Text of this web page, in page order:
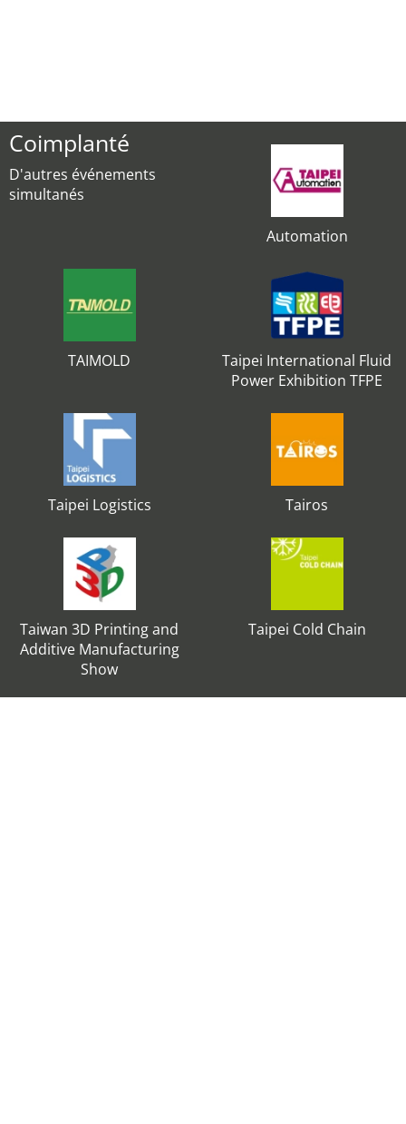
Coimplanté
D'autres événements
simultanés
Automation
TAIMOLD
Taipei International Fluid
Power Exhibition TFPE
Taipei Logistics Tairos
Taiwan 3D Printing and
Additive Manufacturing
Show
Taipei Cold Chain